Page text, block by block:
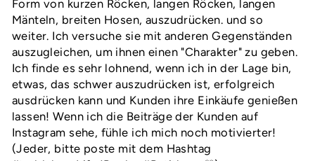
Form von kurzen Röcken, langen Röcken, langen
Mänteln, breiten Hosen, auszudrücken. und so
weiter. Ich versuche sie mit anderen Gegenständen
auszugleichen, um ihnen einen "Charakter" zu geben.
Ich finde es sehr lohnend, wenn ich in der Lage bin,
etwas, das schwer auszudrücken ist, erfolgreich
ausdrücken kann und Kunden ihre Einkäufe genießen
lassen! Wenn ich die Beiträge der Kunden auf
Instagram sehe, fühle ich mich noch motivierter!
(Jeder, bitte poste mit dem Hashtag